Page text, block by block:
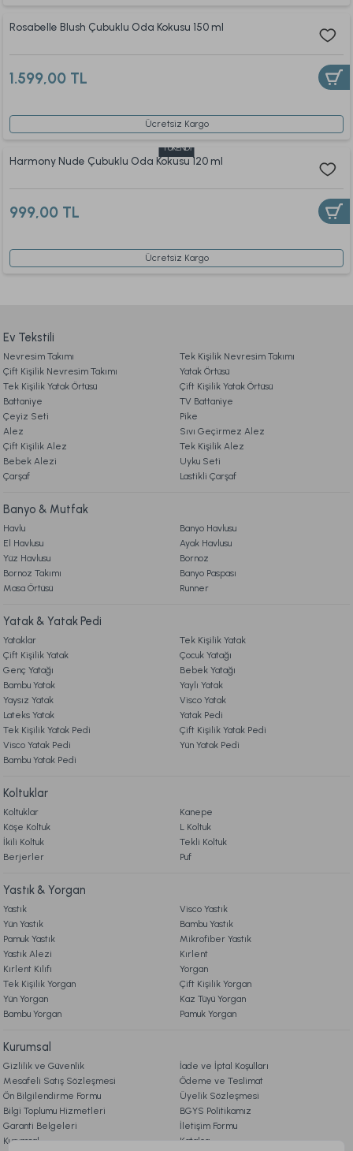
Rosabelle Blush Çubuklu Oda Kokusu 150 ml
1.599,00 TL
Ücretsiz Kargo
TÜKENDİ
Harmony Nude Çubuklu Oda Kokusu 120 ml
999,00 TL
Ücretsiz Kargo
Ev Tekstili
Nevresim Takımı
Tek Kişilik Nevresim Takımı
Çift Kişilik Nevresim Takımı
Yatak Örtüsü
Tek Kişilik Yatak Örtüsü
Çift Kişilik Yatak Örtüsü
Battaniye
TV Battaniye
Çeyiz Seti
Pike
Alez
Sıvı Geçirmez Alez
Çift Kişilik Alez
Tek Kişilik Alez
Bebek Alezi
Uyku Seti
Çarşaf
Lastikli Çarşaf
Banyo & Mutfak
Havlu
Banyo Havlusu
El Havlusu
Ayak Havlusu
Yüz Havlusu
Bornoz
Bornoz Takımı
Banyo Paspası
Masa Örtüsü
Runner
Yatak & Yatak Pedi
Yataklar
Tek Kişilik Yatak
Çift Kişilik Yatak
Çocuk Yatağı
Genç Yatağı
Bebek Yatağı
Bambu Yatak
Yaylı Yatak
Yaysız Yatak
Visco Yatak
Lateks Yatak
Yatak Pedi
Tek Kişilik Yatak Pedi
Çift Kişilik Yatak Pedi
Visco Yatak Pedi
Yün Yatak Pedi
Bambu Yatak Pedi
Koltuklar
Koltuklar
Kanepe
Köşe Koltuk
L Koltuk
İkili Koltuk
Tekli Koltuk
Berjerler
Puf
Yastık & Yorgan
Yastık
Visco Yastık
Yün Yastık
Bambu Yastık
Pamuk Yastık
Mikrofiber Yastık
Yastık Alezi
Kırlent
Kırlent Kılıfı
Yorgan
Tek Kişilik Yorgan
Çift Kişilik Yorgan
Yün Yorgan
Kaz Tüyü Yorgan
Bambu Yorgan
Pamuk Yorgan
Kurumsal
Gizlilik ve Güvenlik
İade ve İptal Koşulları
Mesafeli Satış Sözleşmesi
Ödeme ve Teslimat
Ön Bilgilendirme Formu
Üyelik Sözleşmesi
Bilgi Toplumu Hizmetleri
BGYS Politikamız
Garanti Belgeleri
İletişim Formu
Kurumsal
Katalog